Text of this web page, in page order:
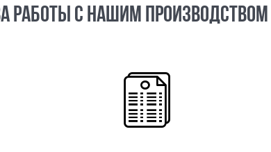
РАБОТЫ С НАШИМ ПРОИЗВОДСТВОМ